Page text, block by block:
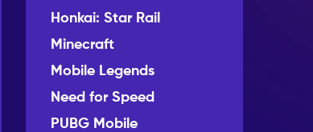
Honkai: Star Rail
Minecraft
Mobile Legends
Need for Speed
PUBG Mobile